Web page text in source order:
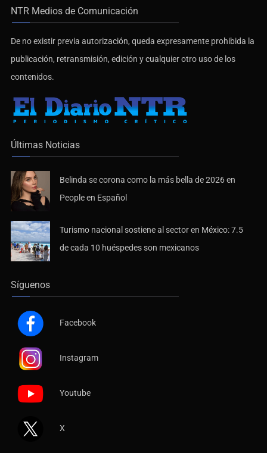
NTR Medios de Comunicación
De no existir previa autorización, queda expresamente prohibida la
publicación, retransmisión, edición y cualquier otro uso de los
contenidos.
Últimas Noticias
Belinda se corona como la más bella de 2026 en
People en Español
Turismo nacional sostiene al sector en México: 7.5
de cada 10 huéspedes son mexicanos
Síguenos
Facebook
Instagram
Youtube
X